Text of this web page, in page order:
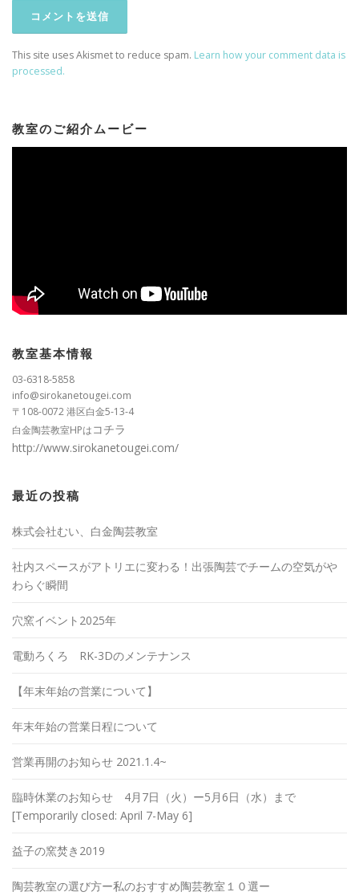
This site uses Akismet to reduce spam. Learn how your comment data is
processed.
教室のご紹介ムービー
教室基本情報
03-6318-5858
info@sirokanetougei.com
〒108-0072 港区白金5-13-4
白金陶芸教室HPはコチラ
http://www.sirokanetougei.com/
最近の投稿
株式会社むい、白金陶芸教室
社内スペースがアトリエに変わる！出張陶芸でチームの空気がや
わらぐ瞬間
穴窯イベント2025年
電動ろくろ RK-3Dのメンテナンス
【年末年始の営業について】
年末年始の営業日程について
営業再開のお知らせ 2021.1.4~
臨時休業のお知らせ 4月7日（火）ー5月6日（水）まで
[Temporarily closed: April 7-May 6]
益子の窯焚き2019
陶芸教室の選び方ー私のおすすめ陶芸教室１０選ー